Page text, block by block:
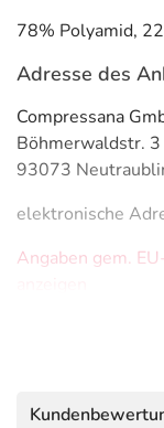
78% Polyamid,
Adresse des
Compressana
Böhmerwaldstr. 3
93073
elektronische
Angaben gem.
PDF des